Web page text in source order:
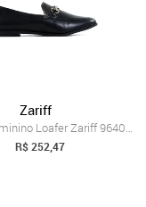
Zariff
Sapato Feminino Loafer Zariff 96400500 Z...
R$ 252,47